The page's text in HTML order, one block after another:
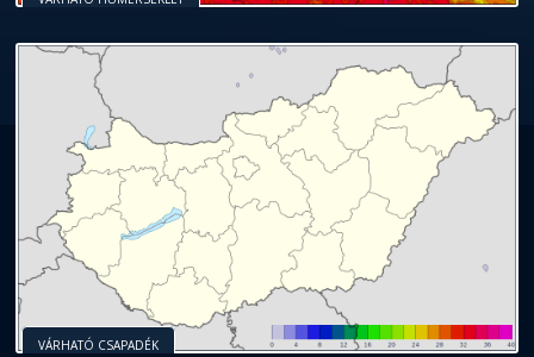
VÁRHATÓ CSAPADÉK